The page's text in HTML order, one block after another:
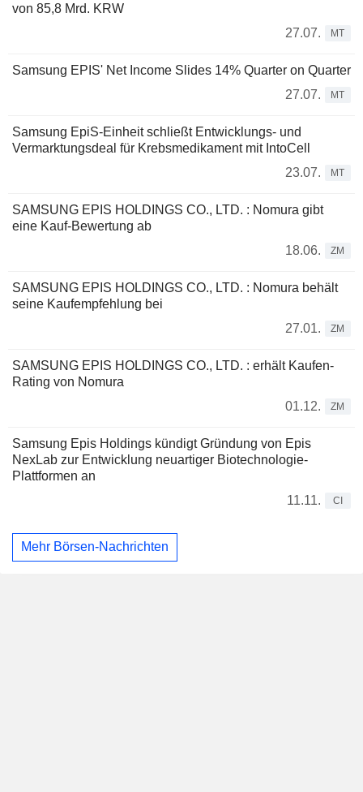
von 85,8 Mrd. KRW
27.07.
MT
Samsung EPIS' Net Income Slides 14% Quarter on Quarter
27.07.
MT
Samsung EpiS-Einheit schließt Entwicklungs- und
Vermarktungsdeal für Krebsmedikament mit IntoCell
23.07.
MT
SAMSUNG EPIS HOLDINGS CO., LTD. : Nomura gibt
eine Kauf-Bewertung ab
18.06.
ZM
SAMSUNG EPIS HOLDINGS CO., LTD. : Nomura behält
seine Kaufempfehlung bei
27.01.
ZM
SAMSUNG EPIS HOLDINGS CO., LTD. : erhält Kaufen-
Rating von Nomura
01.12.
ZM
Samsung Epis Holdings kündigt Gründung von Epis
NexLab zur Entwicklung neuartiger Biotechnologie-
Plattformen an
11.11.
CI
Mehr Börsen-Nachrichten